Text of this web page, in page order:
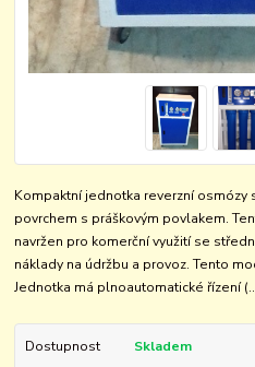
Kompaktní jednotka reverzní osmózy
povrchem s práškovým povlakem.
navržen pro komerční využití se
náklady na údržbu a provoz. Tento
Jednotka má plnoautomatické řízení
Dostupnost
Skladem